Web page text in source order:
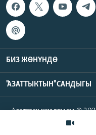
БИЗ ЖӨНҮНДӨ
"АЗАТТЫКТЫН" САНДЫГЫ
Азаттык үналгысы ©